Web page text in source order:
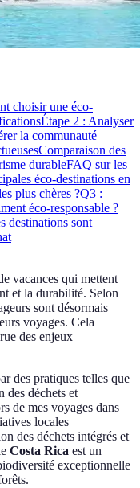
choisir une éco-
Étape 2 : Analyser
la communauté
Comparaison des
durableFAQ sur les
éco-destinations en
plus chères ?Q3 :
éco-responsable ?
destinations sont
vacances qui mettent
et la durabilité. Selon
sont désormais
voyages. Cela
des enjeux
des pratiques telles que
des déchets et
de mes voyages dans
locales
des déchets intégrés et
Costa Rica est un
exceptionnelle